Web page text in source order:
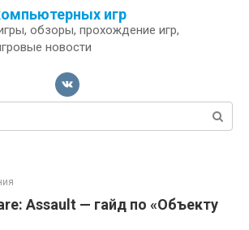
игр
обзоры, прохождение игр,
новости
Assault — гайд по «Объекту